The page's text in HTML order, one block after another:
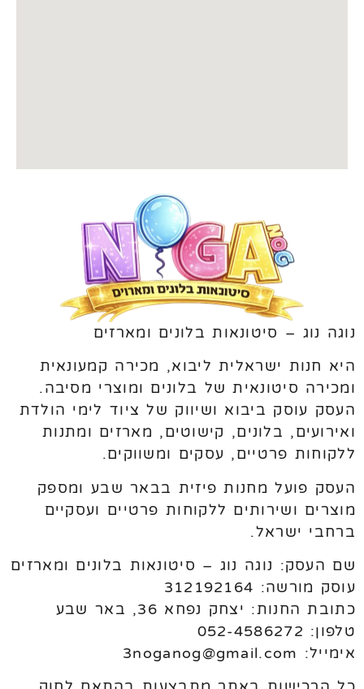
נוגה נוג – סיטונאות בלונים ומארזים
היא חנות ישראלית ליבוא, מכירה קמעונאית
ומכירה סיטונאית של בלונים ומוצרי מסיבה.
העסק עוסק ביבוא ושיווק של ציוד לימי הולדת
ואירועים, בלונים, קישוטים, מארזים ומתנות
ללקוחות פרטיים, עסקים ומשווקים.
העסק פועל מחנות פיזית בבאר שבע ומספק
מוצרים ושירותים ללקוחות פרטיים ועסקיים
ברחבי ישראל.
שם העסק: נוגה נוג – סיטונאות בלונים ומארזים
עוסק מורשה: 312192164
כתובת החנות: יצחק נפחא 36, באר שבע
טלפון: 052-4586272
אימייל: 3noganog@gmail.com